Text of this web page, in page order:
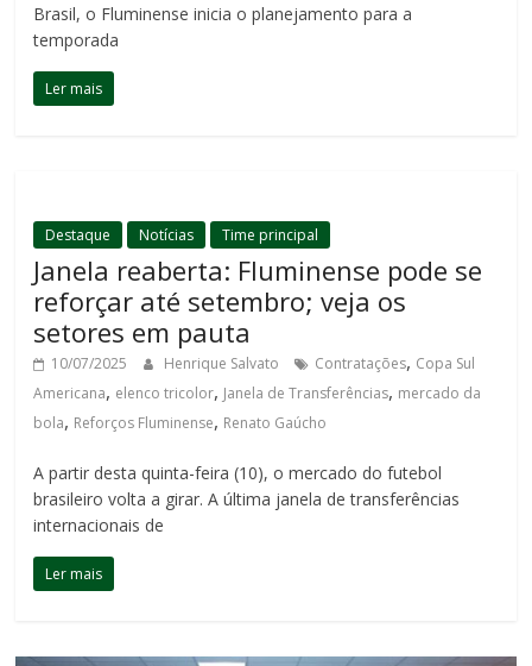
Brasil, o Fluminense inicia o planejamento para a
temporada
Ler mais
Destaque Notícias Time principal
Janela reaberta: Fluminense pode se
reforçar até setembro; veja os
setores em pauta
10/07/2025 Henrique Salvato Contratações, Copa Sul
Americana, elenco tricolor, Janela de Transferências, mercado da
bola, Reforços Fluminense, Renato Gaúcho
A partir desta quinta-feira (10), o mercado do futebol
brasileiro volta a girar. A última janela de transferências
internacionais de
Ler mais